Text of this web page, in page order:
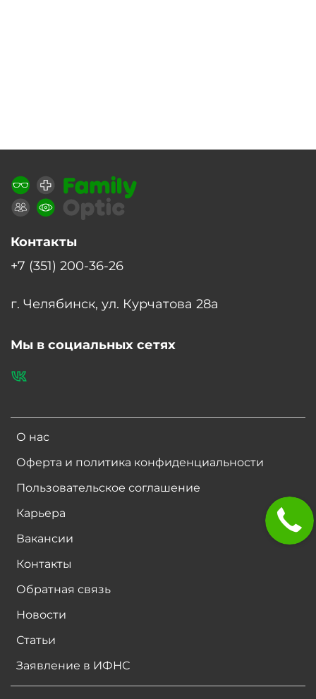
О нас
Оферта и политика конфиденциальности
Пользовательское соглашение
Карьера
Вакансии
Контакты
Обратная связь
Новости
Статьи
Заявление в ИФНС
Контакты
+7 (351) 200-36-26
г. Челябинск, ул. Курчатова 28а
Мы в социальных сетях